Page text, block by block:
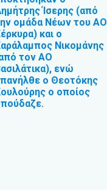
Ίσερης (από
ομάδα Νέων του ΑΟ
και ο
Νικομάνης
τον ΑΟ
ενώ
ο Θεοτόκης
ο οποίος